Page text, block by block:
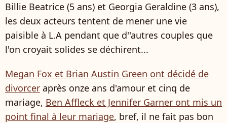
Billie Beatrice (5 ans) et Georgia Geraldine (3 ans),
les deux acteurs tentent de mener une vie
paisible à L.A pendant que d''autres couples que
l'on croyait solides se déchirent...
Megan Fox et Brian Austin Green ont décidé de
divorcer après onze ans d'amour et cinq de
mariage, Ben Affleck et Jennifer Garner ont mis un
point final à leur mariage, bref, il ne fait pas bon